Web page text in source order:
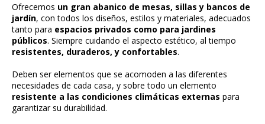
PROYECTOS
CONTACTO
CA
ES
Ofrecemos un gran abanico de mesas, sillas y bancos de
jardín, con todos los diseños, estilos y materiales, adecuados
tanto para espacios privados como para jardines
públicos. Siempre cuidando el aspecto estético, al tiempo
resistentes, duraderos, y confortables.
Deben ser elementos que se acomoden a las diferentes
necesidades de cada casa, y sobre todo un elemento
resistente a las condiciones climáticas externas para
garantizar su durabilidad.